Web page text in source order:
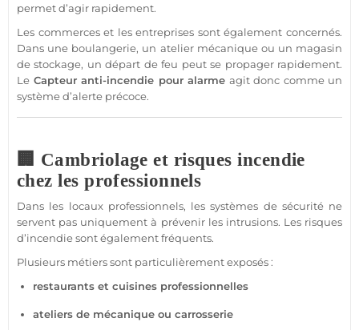
permet d’agir rapidement.
Les commerceset les entreprises sont également concernés.
Dans une boulangerie, un atelier mécanique ou un magasin
de stockage, un départ de feu peut se propager rapidement.
Le Capteuranti-incendie pour alarme agit donc comme un
systèmed’alerte précoce.
🏢 Cambriolage et risques incendie
chez les professionnels
Dans les locaux professionnels, les systèmes de sécuriténe
servent pas uniquement à prévenir les intrusions. Les risques
d’incendie sont également fréquents.
Plusieurs métiers sont particulièrement exposés :
restaurants et cuisines professionnelles
ateliers de mécanique ou carrosserie